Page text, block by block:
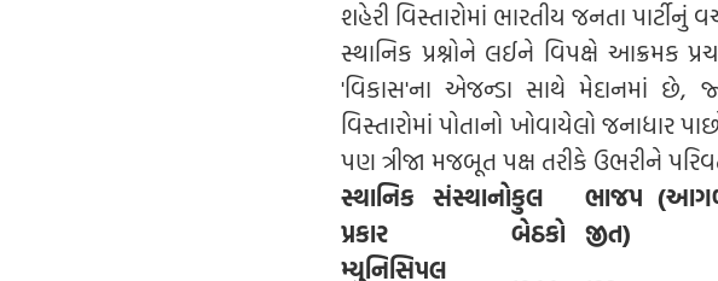
શહેરી વિસ્તારોમાં ભારતીય જનતા
સ્થાનિક પ્રશ્નોને લઈને વિપક્ષે આક્રમક
'વિકાસ'ના એજન્ડા સાથે મેદાનમાં છે,
વિસ્તારોમાં પોતાનો ખોવાયેલો જનાધાર
પણ ત્રીજા મજબૂત પક્ષ તરીકે ઉભરીને
સ્થાનિક સંસ્થાનો
પ્રકાર
કુલ
બેઠકો
ભાજપ
જીત)
મ્યુનિસિપલ